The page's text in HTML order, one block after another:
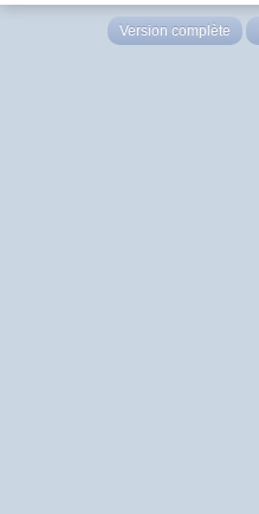
Version complète